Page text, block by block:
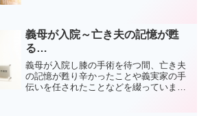
義母が入院～亡き夫の記憶が甦
る…
義母が入院し膝の手術を待つ間、亡き夫
の記憶が甦り辛かったことや義実家の手
伝いを任されたことなどを綴っていま